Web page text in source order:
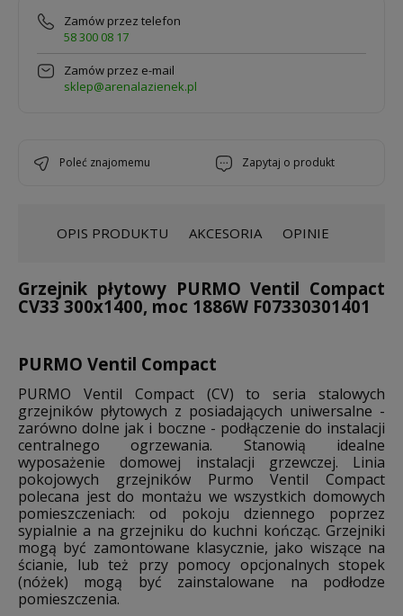
Zamów przez telefon
58 300 08 17
Zamów przez e-mail
sklep@arenalazienek.pl
poleć znajomemu zapytaj o produkt
OPIS PRODUKTU AKCESORIA OPINIE
Grzejnik płytowy PURMO Ventil Compact
CV33 300x1400, moc 1886W F07330301401
PURMO Ventil Compact
PURMO Ventil Compact (CV) to seria stalowych
grzejników płytowych z posiadających uniwersalne -
zarówno dolne jak i boczne - podłączenie do instalacji
centralnego ogrzewania. Stanowią idealne
wyposażenie domowej instalacji grzewczej. Linia
pokojowych grzejników Purmo Ventil Compact
polecana jest do montażu we wszystkich domowych
pomieszczeniach: od pokoju dziennego poprzez
sypialnie a na grzejniku do kuchni kończąc. Grzejniki
mogą być zamontowane klasycznie, jako wiszące na
ścianie, lub też przy pomocy opcjonalnych stopek
(nóżek) mogą być zainstalowane na podłodze
pomieszczenia.